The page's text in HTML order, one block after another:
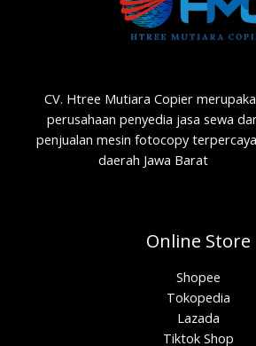
CV. Htree Mutiara Copier
perusahaan penyedia jasa sewa
penjualan mesin fotocopy
daerah Jawa Barat
Online Store
Shopee
Tokopedia
Lazada
Tiktok Shop